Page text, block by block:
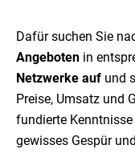
Dafür suchen Sie
Angeboten in
Netzwerke auf und
Preise, Umsatz und
fundierte
gewisses Gespür und